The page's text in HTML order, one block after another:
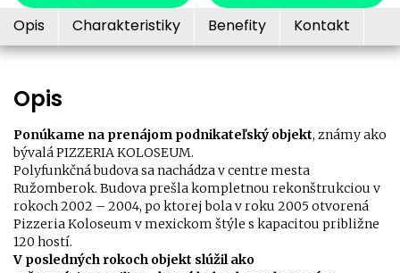
Opis Charakteristiky Benefity Kontakt
Opis
Ponúkame na prenájom podnikateľský objekt, známy ako
bývalá PIZZERIA KOLOSEUM.
Polyfunkčná budova sa nachádza v centre mesta
Ružomberok. Budova prešla kompletnou rekonštrukciou v
rokoch 2002 – 2004, po ktorej bola v roku 2005 otvorená
Pizzeria Koloseum v mexickom štýle s kapacitou približne
120 hostí.
V posledných rokoch objekt slúžil ako